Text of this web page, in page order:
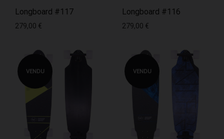
Longboard #117
279,00 €
Longboard #116
279,00 €
VENDU VENDU